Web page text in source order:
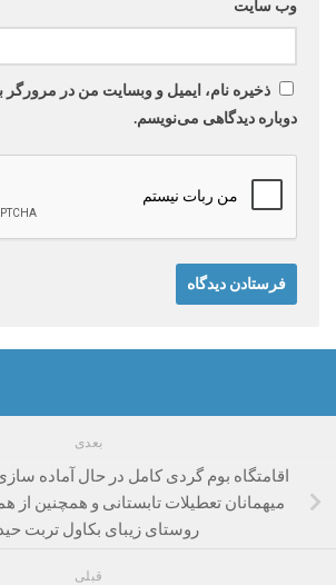
وب‌ سایت
ذخیره نام، ایمیل و وبسایت من در مرورگر
دوباره دیدگاهی می‌نویسم.
بعدی
اقامتگاه بوم گردی کامل در حال آماده
میهمانان تعطیلات تابستانی و همچنین از
روستای زیبای بکاول تربت
قبلی